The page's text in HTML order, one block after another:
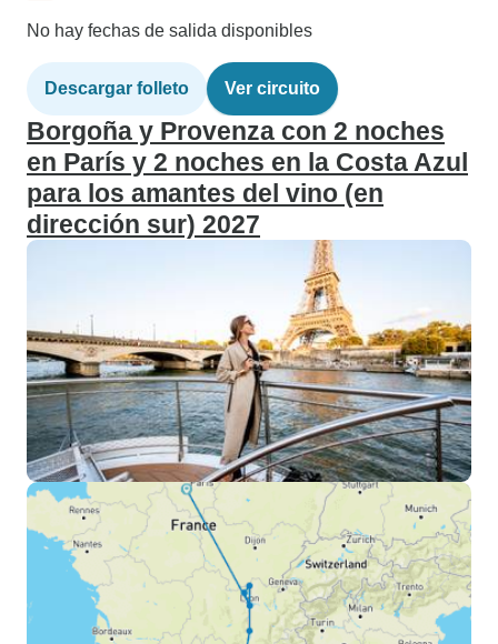
No hay fechas de salida disponibles
Descargar folleto Ver circuito
Borgoña y Provenza con 2 noches
en París y 2 noches en la Costa Azul
para los amantes del vino (en
dirección sur) 2027